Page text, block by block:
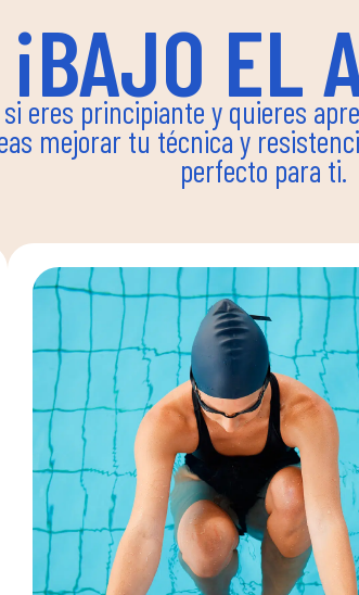
¡BAJO EL
eres principiante y quieres
mejorar tu técnica y
perfecto para ti.